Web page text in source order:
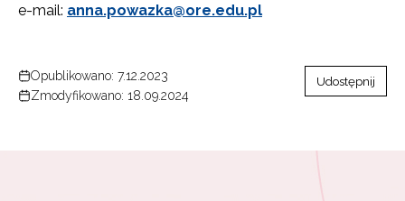
e-mail: anna.powazka@ore.edu.pl
Opublikowano: 7.12.2023
Zmodyfikowano: 18.09.2024
Udostępnij